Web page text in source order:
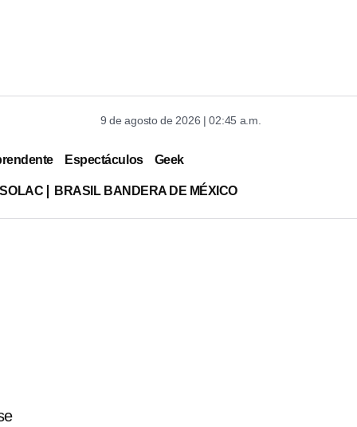
9 de agosto de 2026 | 02:45 a.m.
Espectáculos Geek
BRASIL BANDERA DE MÉXICO